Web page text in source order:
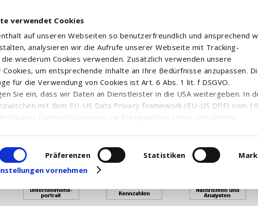
verwendet Cookies
auf unseren Webseiten so benutzerfreundlich und ansprechend
analysieren wir die Aufrufe unserer Webseite mit Tracking-
die wiederum Cookies verwenden. Zusätzlich verwenden unsere
um entsprechende Inhalte an Ihre Bedürfnisse anzupassen.
für die Verwendung von Cookies ist Art. 6 Abs. 1 lit. f DSGVO.
Sie ein, dass wir Daten an Dienstleister in die USA weitergeben. In
mit dem EU-US Data Privacy Framework (EU-US DPF) vom
Datenschutzniveau zur Europäischen Union. Detaillierte
Sie auf unserer Seite zumDatenschutz. Dort können Sie Ihre
jederzeit widerrufen oder anpassen.
Präferenzen Statistiken
vornehmen
den Abruf von Realtimekursen ist verbraucht, so dass Ihnen
Fragen wenden Sie sich bitte an die Top Trader - Hotline unter
DISCOVERY - R EUR...